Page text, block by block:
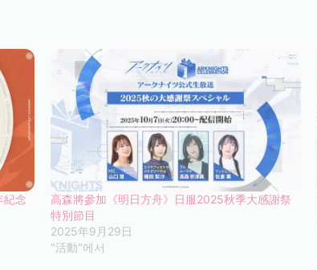
紀念
高森將參加《明日方舟》日服2025秋季大感謝祭
特別節目
2025年9月29日
"活動"에서